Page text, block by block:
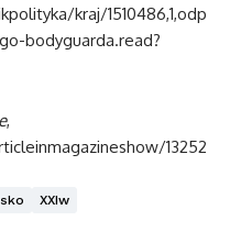
kraj/1510486,1,odp
bodyguarda.read?
,
13252
XXIw